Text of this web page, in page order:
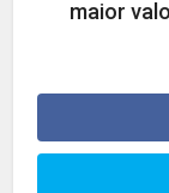
maior